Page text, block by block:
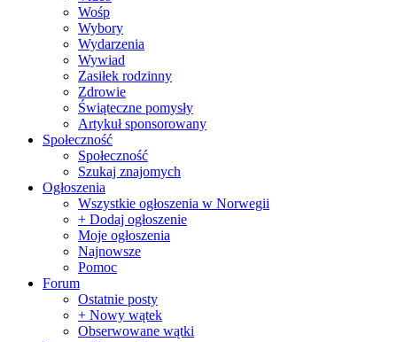
Wośp
Wybory
Wydarzenia
Wywiad
Zasiłek rodzinny
Zdrowie
Świąteczne pomysły
Artykuł sponsorowany
Społeczność
Społeczność
Szukaj znajomych
Ogłoszenia
Wszystkie ogłoszenia w Norwegii
+ Dodaj ogłoszenie
Moje ogłoszenia
Najnowsze
Pomoc
Forum
Ostatnie posty
+ Nowy wątek
Obserwowane wątki